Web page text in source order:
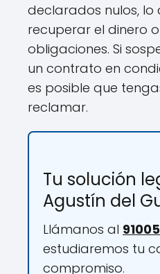
declarados nulos, lo
recuperar el dinero
obligaciones. Si
un contrato en
es posible que
reclamar.
Tu solución
Agustín del
Llámanos al
estudiaremos tu
compromiso.